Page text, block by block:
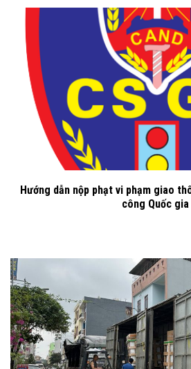
Hướng dẫn nộp phạt vi phạm giao
công Quốc gia